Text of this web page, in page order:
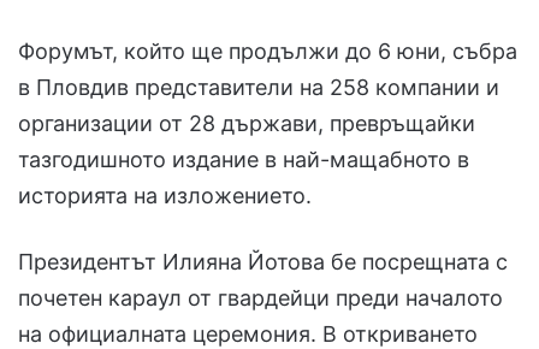
Форумът, който ще продължи до 6 юни, събра
в Пловдив представители на 258 компании и
организации от 28 държави, превръщайки
тазгодишното издание в най-мащабното в
историята на изложението.
Президентът Илияна Йотова бе посрещната с
почетен караул от гвардейци преди началото
на официалната церемония. В откриването